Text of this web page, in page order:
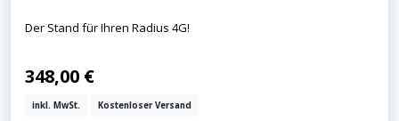
Der Stand für Ihren Radius 4G!
348,00 €
inkl. MwSt. Kostenloser Versand